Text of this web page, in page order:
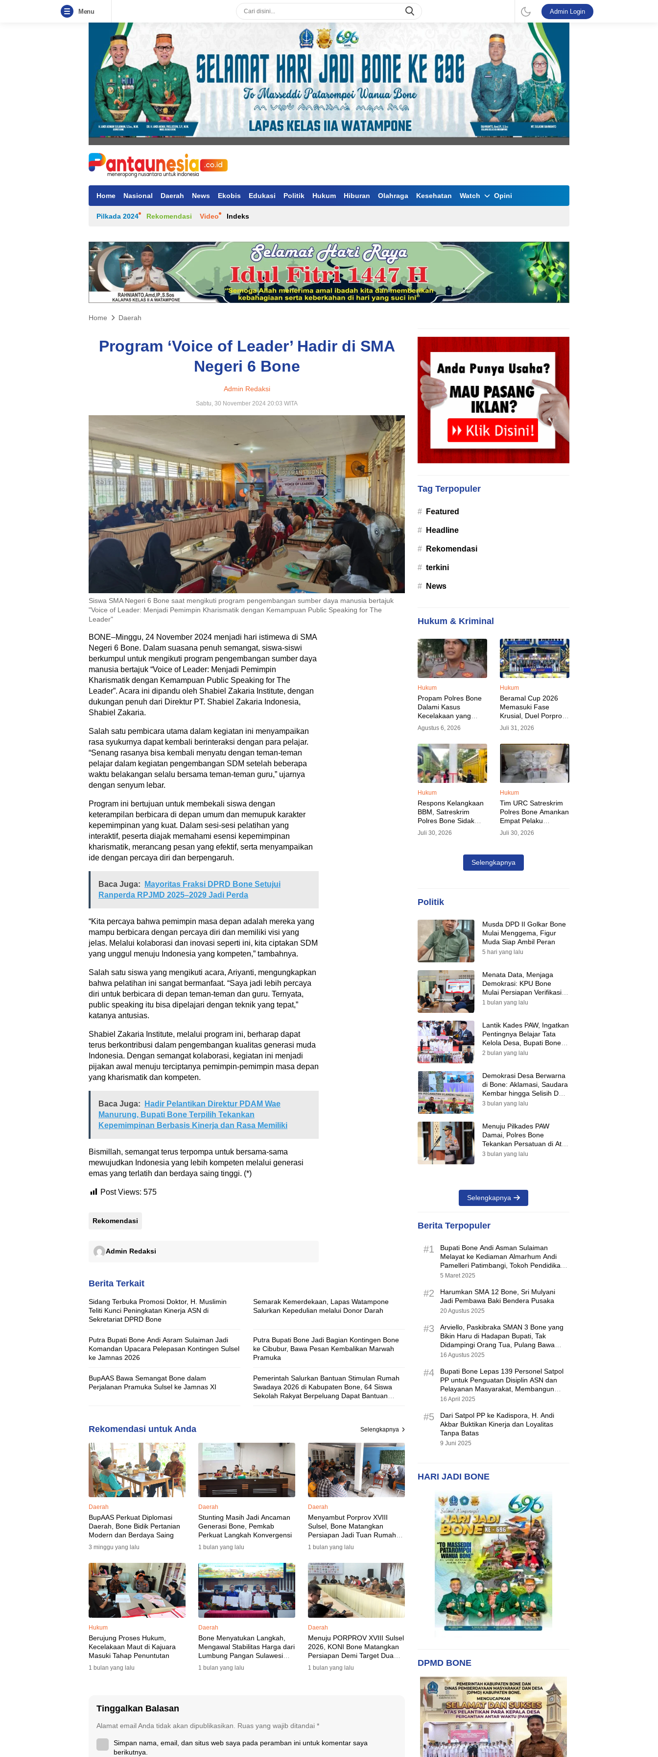
Menu Admin Login
Home Nasional Daerah News Ekobis Edukasi Politik Hukum Hiburan Olahraga Kesehatan Watch Opini
Pilkada 2024 Rekomendasi Video Indeks
Home Daerah
Program ‘Voice of Leader’ Hadir di SMA
Negeri 6 Bone
Admin Redaksi
Sabtu, 30 November 2024 20:03 WITA
Siswa SMA Negeri 6 Bone saat mengikuti program pengembangan sumber daya manusia bertajuk
"Voice of Leader: Menjadi Pemimpin Kharismatik dengan Kemampuan Public Speaking for The
Leader"
BONE–Minggu, 24 November 2024 menjadi hari istimewa di SMA
Negeri 6 Bone. Dalam suasana penuh semangat, siswa-siswi
berkumpul untuk mengikuti program pengembangan sumber daya
manusia bertajuk “Voice of Leader: Menjadi Pemimpin
Kharismatik dengan Kemampuan Public Speaking for The
Leader”. Acara ini dipandu oleh Shabiel Zakaria Institute, dengan
dukungan penuh dari Direktur PT. Shabiel Zakaria Indonesia,
Shabiel Zakaria.
Salah satu pembicara utama dalam kegiatan ini menyampaikan
rasa syukurnya dapat kembali berinteraksi dengan para pelajar.
“Senang rasanya bisa kembali menyatu dengan teman-teman
pelajar dalam kegiatan pengembangan SDM setelah beberapa
waktu belakangan selalu bersama teman-teman guru,” ujarnya
dengan senyum lebar.
Program ini bertujuan untuk membekali siswa dengan
keterampilan berbicara di depan umum dan memupuk karakter
kepemimpinan yang kuat. Dalam sesi-sesi pelatihan yang
interaktif, peserta diajak memahami esensi kepemimpinan
kharismatik, merancang pesan yang efektif, serta menyampaikan
ide dengan percaya diri dan berpengaruh.
Baca Juga:
Mayoritas Fraksi DPRD Bone Setujui
Ranperda RPJMD 2025–2029 Jadi Perda
“Kita percaya bahwa pemimpin masa depan adalah mereka yang
mampu berbicara dengan percaya diri dan memiliki visi yang
jelas. Melalui kolaborasi dan inovasi seperti ini, kita ciptakan SDM
yang unggul menuju Indonesia yang kompeten,” tambahnya.
Salah satu siswa yang mengikuti acara, Ariyanti, mengungkapkan
bahwa pelatihan ini sangat bermanfaat. “Saya jadi lebih percaya
diri untuk berbicara di depan teman-teman dan guru. Ternyata,
public speaking itu bisa dipelajari dengan teknik yang tepat,”
katanya antusias.
Shabiel Zakaria Institute, melalui program ini, berharap dapat
terus berkontribusi dalam pengembangan kualitas generasi muda
Indonesia. Dengan semangat kolaborasi, kegiatan ini menjadi
pijakan awal menuju terciptanya pemimpin-pemimpin masa depan
yang kharismatik dan kompeten.
Baca Juga:
Hadir Pelantikan Direktur PDAM Wae
Manurung, Bupati Bone Terpilih Tekankan
Kepemimpinan Berbasis Kinerja dan Rasa Memiliki
Bismillah, semangat terus terpompa untuk bersama-sama
mewujudkan Indonesia yang lebih kompeten melalui generasi
emas yang terlatih dan berdaya saing tinggi. (*)
Post Views: 575
Rekomendasi
Admin Redaksi
Berita Terkait
Sidang Terbuka Promosi Doktor, H. Muslimin
Teliti Kunci Peningkatan Kinerja ASN di
Sekretariat DPRD Bone
Semarak Kemerdekaan, Lapas Watampone
Salurkan Kepedulian melalui Donor Darah
Putra Bupati Bone Andi Asram Sulaiman Jadi
Komandan Upacara Pelepasan Kontingen Sulsel
ke Jamnas 2026
Putra Bupati Bone Jadi Bagian Kontingen Bone
ke Cibubur, Bawa Pesan Kembalikan Marwah
Pramuka
BupAAS Bawa Semangat Bone dalam
Perjalanan Pramuka Sulsel ke Jamnas XI
Pemerintah Salurkan Bantuan Stimulan Rumah
Swadaya 2026 di Kabupaten Bone, 64 Siswa
Sekolah Rakyat Berpeluang Dapat Bantuan
Rekomendasi untuk Anda Selengkapnya
Daerah
BupAAS Perkuat Diplomasi
Daerah, Bone Bidik Pertanian
Modern dan Berdaya Saing
3 minggu yang lalu
Daerah
Stunting Masih Jadi Ancaman
Generasi Bone, Pemkab
Perkuat Langkah Konvergensi
1 bulan yang lalu
Daerah
Menyambut Porprov XVIII
Sulsel, Bone Matangkan
Persiapan Jadi Tuan Rumah
yang Berkesan: Wakil Bupati
Perkuat Koordinasi, Dispora
Targetkan Venue dan
Akomodasi Rampung
1 bulan yang lalu
Hukum
Berujung Proses Hukum,
Kecelakaan Maut di Kajuara
Masuki Tahap Penuntutan
1 bulan yang lalu
Daerah
Bone Menyatukan Langkah,
Mengawal Stabilitas Harga dari
Lumbung Pangan Sulawesi
Selatan
1 bulan yang lalu
Daerah
Menuju PORPROV XVIII Sulsel
2026, KONI Bone Matangkan
Persiapan Demi Target Dua
Besar
1 bulan yang lalu
Tinggalkan Balasan
Alamat email Anda tidak akan dipublikasikan. Ruas yang wajib ditandai *
Simpan nama, email, dan situs web saya pada peramban ini untuk komentar saya
berikutnya.
Tag Terpopuler
# Featured
# Headline
# Rekomendasi
# terkini
# News
Hukum & Kriminal
Hukum
Propam Polres Bone
Dalami Kasus
Kecelakaan yang
Libatkan Oknum
Polisi, Pelaku Sudah
Diamankan
Agustus 6, 2026
Hukum
Beramal Cup 2026
Memasuki Fase
Krusial, Duel Porprov
Bone vs Trikora Wajo
Jadi Sorotan Malam
Ini
Juli 31, 2026
Hukum
Respons Kelangkaan
BBM, Satreskrim
Polres Bone Sidak
SPBU dan Pangkalan
LPG, AKP Alvin Aji
SPBU Agar Distribusi
BBM Tepat Sasaran
Juli 30, 2026
Hukum
Tim URC Satreskrim
Polres Bone Amankan
Empat Pelaku
Pencurian Aset PLN,
Kerugian Ditaksir
Juli 30, 2026
Selengkapnya
Politik
Musda DPD II Golkar Bone
Mulai Menggema, Figur
Muda Siap Ambil Peran
5 hari yang lalu
Menata Data, Menjaga
Demokrasi: KPU Bone
Mulai Persiapan Verifikasi
Partai Politik Menuju Pemilu
1 bulan yang lalu
Lantik Kades PAW, Ingatkan
Pentingnya Belajar Tata
Kelola Desa, Bupati Bone:
Tak Ada Lagi Kubu,
2 bulan yang lalu
Demokrasi Desa Berwarna
di Bone: Aklamasi, Saudara
Kembar hingga Selisih Dua
Suara Warnai Pilkades PAW
3 bulan yang lalu
Menuju Pilkades PAW
Damai, Polres Bone
Tekankan Persatuan di Atas
Perbedaan Pilihan
3 bulan yang lalu
Selengkapnya
Berita Terpopuler
#1
Bupati Bone Andi Asman Sulaiman
Melayat ke Kediaman Almarhum Andi
Pamelleri Patimbangi, Tokoh Pendidikan
Kabupaten Bone
5 Maret 2025
#2
Harumkan SMA 12 Bone, Sri Mulyani
Jadi Pembawa Baki Bendera Pusaka
20 Agustus 2025
#3
Arviello, Paskibraka SMAN 3 Bone yang
Bikin Haru di Hadapan Bupati, Tak
Didampingi Orang Tua, Pulang Bawa
Hadiah Motor
16 Agustus 2025
#4
Bupati Bone Lepas 139 Personel Satpol
PP untuk Penguatan Disiplin ASN dan
Pelayanan Masyarakat, Membangun
Pemerintahan yang Tertib dan Melayani
16 April 2025
#5
Dari Satpol PP ke Kadispora, H. Andi
Akbar Buktikan Kinerja dan Loyalitas
Tanpa Batas
9 Juni 2025
HARI JADI BONE
DPMD BONE